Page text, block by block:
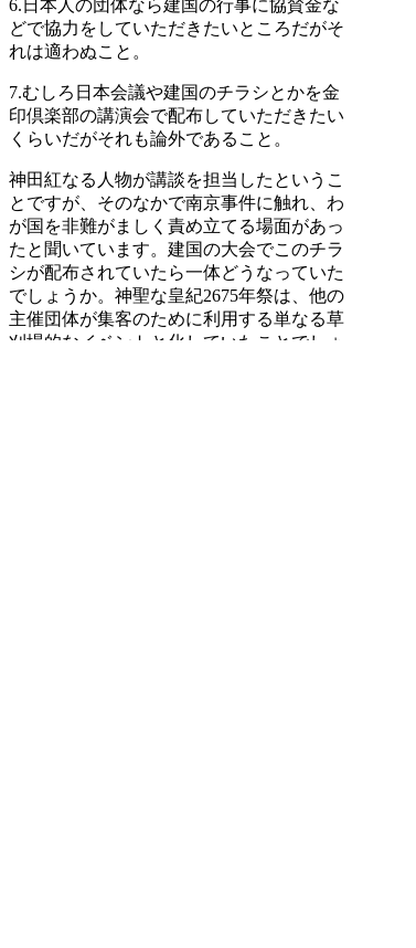
6.日本人の団体なら建国の行事に協賛金な
どで協力をしていただきたいところだがそ
れは適わぬこと。
7.むしろ日本会議や建国のチラシとかを金
印倶楽部の講演会で配布していただきたい
くらいだがそれも論外であること。
神田紅なる人物が講談を担当したというこ
とですが、そのなかで南京事件に触れ、わ
が国を非難がましく責め立てる場面があっ
たと聞いています。建国の大会でこのチラ
シが配布されていたら一体どうなっていた
でしょうか。神聖な皇紀2675年祭は、他の
主催団体が集客のために利用する単なる草
刈場的なイベントと化していたことでしょ